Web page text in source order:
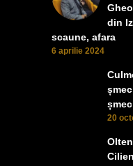
din
scaune, afara
6 aprilie 2024
20